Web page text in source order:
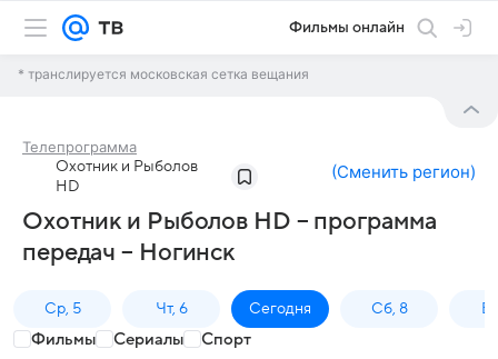
Фильмы онлайн
* транслируется московская сетка вещания
Телепрограмма
Охотник и Рыболов
HD
(Сменить регион)
Охотник и Рыболов HD – программа
передач – Ногинск
Ср, 5 Чт, 6 Сегодня Сб, 8
Фильмы Сериалы Спорт